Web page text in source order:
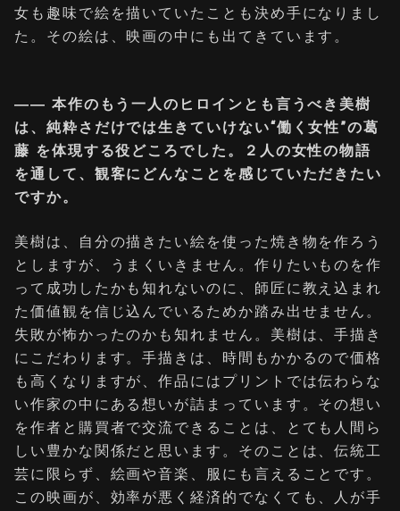
女も趣味で絵を描いていたことも決め手になりまし
た。その絵は、映画の中にも出てきています。
―― 本作のもう一人のヒロインとも言うべき美樹
は、純粋さだけでは生きていけない“働く女性”の葛
藤 を体現する役どころでした。２人の女性の物語
を通して、観客にどんなことを感じていただきたい
ですか。
美樹は、自分の描きたい絵を使った焼き物を作ろう
としますが、うまくいきません。作りたいものを作
って成功したかも知れないのに、師匠に教え込まれ
た価値観を信じ込んでいるためか踏み出せません。
失敗が怖かったのかも知れません。美樹は、手描き
にこだわります。手描きは、時間もかかるので価格
も高くなりますが、作品にはプリントでは伝わらな
い作家の中にある想いが詰まっています。その想い
を作者と購買者で交流できることは、とても人間ら
しい豊かな関係だと思います。そのことは、伝統工
芸に限らず、絵画や音楽、服にも言えることです。
この映画が、効率が悪く経済的でなくても、人が手